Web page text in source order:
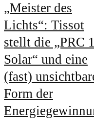
„Meister des
Lichts“: Tissot
stellt die „PRC
Solar“ und eine
(fast)
Form der